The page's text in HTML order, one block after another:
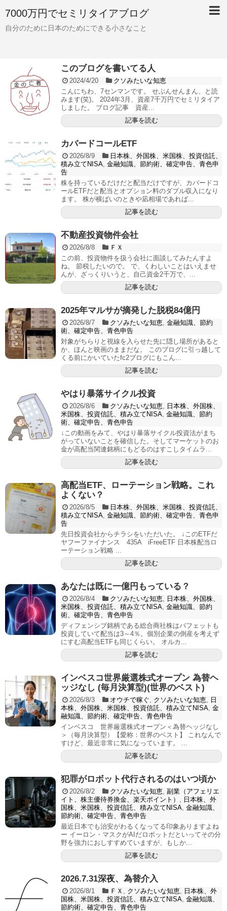
7000万円でセミリタイアブログ
自分のために日本のためにできる小さなこと
このブログを書いてる人
2024/4/20
クソみたいな知恵
こんにちわ、7センマンです。 せぶんせんまん、と読
みます(笑)。 2024年3月、資産7千万円でセミリタイア
しました。 ブログ記事 資産...
記事を読む
カバードコールETF
2026/8/9
日本株、外国株、米国株、投資信託、
積み立てNISA, 金融知識、節約術、確定申告、青色申
告
株を持っているだけだと配当だけですが、カバードコ
ールETFだと配当とオプション料のダブル収入になり
ます。 株が横ばいのときや凪相場であれば...
記事を読む
不動産投資物件会社
2026/8/8
ＦＸ
この前、投資物件を扱う会社に面談してみたんすよ
ね。 節税したいので。 で、くわしいことはいえませ
んが、ざっくりいうと、自己資金2千万で、...
記事を読む
2025年マルサが摘発した脱税84億円
2026/8/7 クソみたいな知恵, 金融知識、節約
術、確定申告、青色申告
対象がちらりと視線を入らせた先に隠し場所があると
か、ほんと映画のままだな。 このブログに引っ越して
くる前にかいていたfc2ブログにもこん...
記事を読む
やはり暴落サイクル投資
2026/8/6 クソみたいな知恵, 日本株、外国株、
米国株、投資信託、積み立てNISA, 金融知識、節約
術、確定申告、青色申告
↓この動画をみて、やはり暴落サイクル投資法がまち
がっていないことを確信した。そしてマーケットのお
金が高配当関連銘柄にもどるのはすこしタイムラ...
記事を読む
高配当ETF、ローテーション戦略。これ
よくない？
2026/8/5
日本株、外国株、米国株、投資信託、
積み立てNISA, 金融知識、節約術、確定申告、青色申
告
先日投資会社からチラシをいただいた。 ↓このETFだ
ヤフーファイナンス 435A iFreeETF 日本株配当ロ
ーテーション戦略 ...
記事を読む
あなたは既に一億円もっている？
2026/8/4 クソみたいな知恵, 日本株、外国株、
米国株、投資信託、積み立てNISA, 金融知識、節約
術、確定申告、青色申告
ディフェンシブ銘柄である総合商社株はバフェットも
投資していて配当は3～4％。個別企業の倒産を考えず
にすむ高配当ETFも同じくらい。 オルカ...
記事を読む
インベスコ世界厳選株式オープン 為替ヘ
ッジなし (毎月決算型)(世界のベスト)
2026/8/3 オウチで稼ぐ, クソみたいな知恵, 日
本株、外国株、米国株、投資信託、積み立てNISA, 金
融知識、節約術、確定申告、青色申告
インベスコ 世界厳選株式オープン＜為替ヘッジなし
＞（毎月決算型）【愛称：世界のベスト】 これなんで
すけど、最近非常に気になっています。 ...
記事を読む
犯罪がロボット代行されるのはいつ頃か
2026/8/2 クソみたいな知恵, 副業（アフェリエ
イト、株主優待券換金、楽天ポイント） , 日本株、外
国株、米国株、投資信託、積み立てNISA, 金融知識、
節約術、確定申告、青色申告
最近日本でも治安がわるくなってる印象ありますよね
ー イーロン・マスクがAIだロボットだといってその分
野を強力におしすすめていますが、もしか...
記事を読む
2026.7.31深夜、為替介入
2026/8/1 ＦＸ , クソみたいな知恵, 日本株、外
国株、米国株、投資信託、積み立てNISA, 金融知識、
節約術、確定申告、青色申告